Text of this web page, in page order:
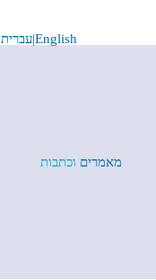
עברית|English
שירותים
מאמרים וכתבות